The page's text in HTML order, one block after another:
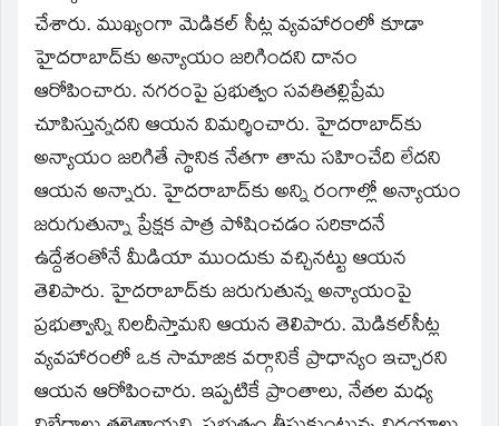
చేశారు. ముఖ్యంగా మెడికల్‌ సీట్ల వ్యవహారంలో కూడా
హైదరాబాద్‌కు అన్యాయం జరిగిందని దానం
ఆరోపించారు. నగరంపై ప్రభుత్వం సవతితల్లిప్రేమ
చూపిస్తున్నదని ఆయన విమర్శించారు. హైదరాబాద్‌కు
అన్యాయం జరిగితే స్థానిక నేతగా తాను సహించేది లేదని
ఆయన అన్నారు. హైదరాబాద్‌కు అన్ని రంగాల్లో అన్యాయం
జరుగుతున్నా ప్రేక్షక పాత్ర పోషించడం సరికాదనే
ఉద్దేశంతోనే మీడియా ముందుకు వచ్చినట్టు ఆయన
తెలిపారు. హైదరాబాద్‌కు జరుగుతున్న అన్యాయంపై
ప్రభుత్వాన్ని నిలదీస్తామని ఆయన తెలిపారు. మెడికల్‌సీట్ల
వ్యవహారంలో ఒక సామాజిక వర్గానికే ప్రాధాన్యం ఇచ్చారని
ఆయన ఆరోపించారు. ఇప్పటికే ప్రాంతాలు, నేతల మధ్య